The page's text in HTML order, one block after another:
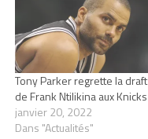
Tony Parker regrette la draft
de Frank Ntilikina aux Knicks
janvier 20, 2022
Dans "Actualités"